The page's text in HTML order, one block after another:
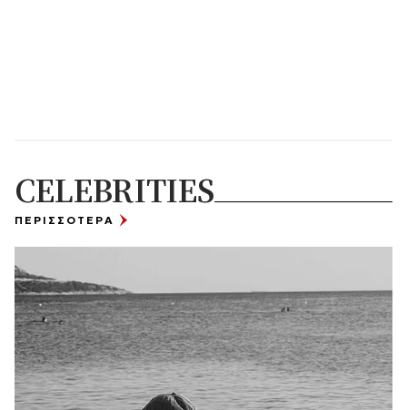
CELEBRITIES
ΠΕΡΙΣΣΟΤΕΡΑ